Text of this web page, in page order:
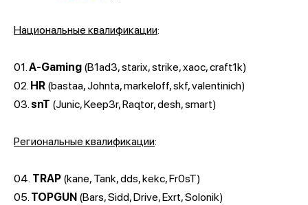
Национальные квалификации:
01. A-Gaming (B1ad3, starix, strike, xaoc, craft1k)
02. HR (bastaa, Johnta, markeloff, skf, valentinich)
03. snT (Junic, Keep3r, Raqtor, desh, smart)
Региональные квалификации:
04. TRAP (kane, Tank, dds, kekc, Fr0sT)
05. TOPGUN (Bars, Sidd, Drive, Exrt, Solonik)